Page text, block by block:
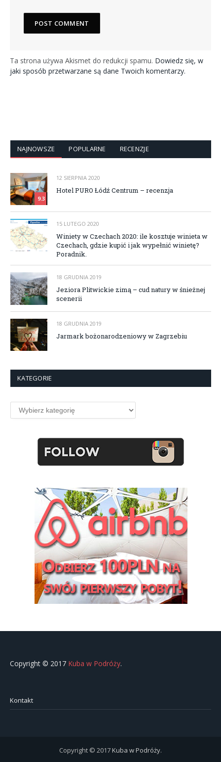
Ta strona używa Akismet do redukcji spamu. Dowiedz się, w
jaki sposób przetwarzane są dane Twoich komentarzy.
NAJNOWSZE POPULARNE RECENZJE
9.3
12 SIERPNIA 2020
Hotel PURO Łódź Centrum – recenzja
15 LUTEGO 2020
Winiety w Czechach 2020: ile kosztuje winieta w
Czechach, gdzie kupić i jak wypełnić winietę?
Poradnik.
18 GRUDNIA 2019
Jeziora Plitwickie zimą – cud natury w śnieżnej
scenerii
18 GRUDNIA 2019
Jarmark bożonarodzeniowy w Zagrzebiu
KATEGORIE
Kategorie
Copyright © 2017 Kuba w Podróży.
Kontakt
Copyright © 2017Kuba w Podróży.